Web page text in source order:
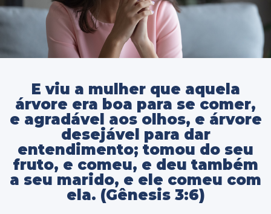
E viu a mulher que aquela
árvore era boa para se comer,
e agradável aos olhos, e árvore
desejável para dar
entendimento; tomou do seu
fruto, e comeu, e deu também
a seu marido, e ele comeu com
ela. (Gênesis 3:6)